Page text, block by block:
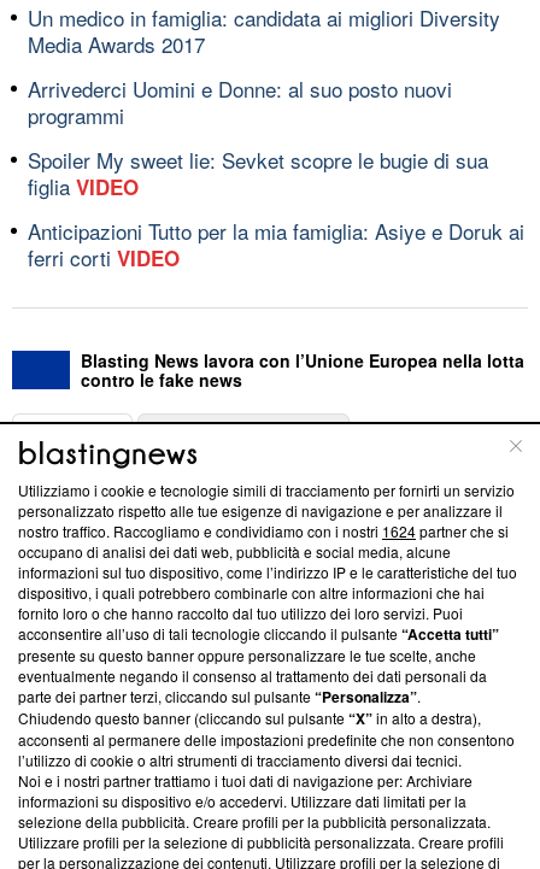
Un medico in famiglia: candidata ai migliori Diversity
Media Awards 2017
Arrivederci Uomini e Donne: al suo posto nuovi
programmi
Spoiler My sweet lie: Sevket scopre le bugie di sua
figlia VIDEO
Anticipazioni Tutto per la mia famiglia: Asiye e Doruk ai
ferri corti VIDEO
Blasting News lavora con l’Unione Europea nella lotta
contro le fake news
ABOUT
Questa sezione offre informazioni trasparenti su Blasting
News, sui nostri processi editoriali e su come ci impegniamo a
creare news di qualità. Inoltre, afferma la nostra aderenza a
‘Trust Project - News with Integrity’Blasting News non è
ancora membro del programma, ma ha richiesto di farne
parte; Trust Project non ha ancora effettuato una verifica di
conformità agli standard.
Su di noi
Team editoriale
Corporate
Redazione
Utilizziamo i cookie e tecnologie simili di tracciamento per fornirti un servizio
personalizzato rispetto alle tue esigenze di navigazione e per analizzare il
nostro traffico. Raccogliamo e condividiamo con i nostri 1624partner che si
occupano di analisi dei dati web, pubblicità e social media, alcune
informazioni sul tuo dispositivo, come l’indirizzo IP e le caratteristiche del tuo
dispositivo, i quali potrebbero combinarle con altre informazioni che hai
fornito loro o che hanno raccolto dal tuo utilizzo dei loro servizi. Puoi
acconsentire all’uso di tali tecnologie cliccando il pulsante“Accetta tutti”
presente su questo banner oppure personalizzare le tue scelte, anche
eventualmente negando il consenso al trattamento dei dati personali da
parte dei partner terzi, cliccando sul pulsante“Personalizza”.
Chiudendo questo banner (cliccando sul pulsante“X”in alto a destra),
acconsenti al permanere delle impostazioni predefinite che non consentono
l’utilizzo di cookie o altri strumenti di tracciamento diversi dai tecnici.
Noi e i nostri partner trattiamo i tuoi dati di navigazione per: Archiviare
informazioni su dispositivo e/o accedervi. Utilizzare dati limitati per la
selezione della pubblicità. Creare profili per la pubblicità personalizzata.
Utilizzare profili per la selezione di pubblicità personalizzata. Creare profili
per la personalizzazione dei contenuti. Utilizzare profili per la selezione di